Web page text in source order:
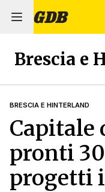
Brescia e
BRESCIA E HINTERLAND
Capitale
pronti
progetti